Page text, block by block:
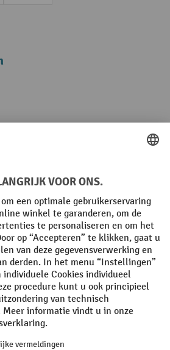
Copyright
Privacy-instellingen
costs and possible delivery charges,
met de vermelde datum. Combinatie met
acties is niet mogelijk. | ² De korting
de eerste inschrijving voor de
met een minimum netto bestelwaarde